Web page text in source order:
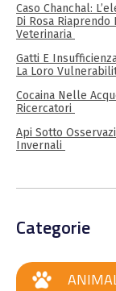
Caso Chanchal:
Di Rosa
Veterinaria
Gatti E
La Loro
Cocaina Nelle
Ricercatori
Api Sotto
Invernali
Categorie